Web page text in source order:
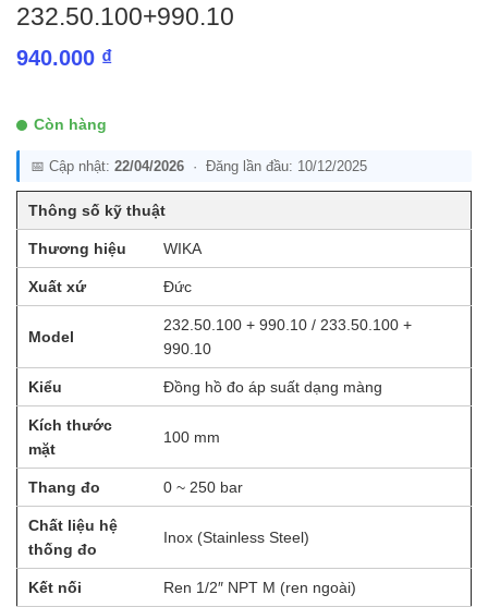
232.50.100+990.10
940.000 ₫
Còn hàng
📅 Cập nhật: 22/04/2026 · Đăng lần đầu: 10/12/2025
Thông số kỹ thuật
Thương hiệu WIKA
Xuất xứ Đức
Model
232.50.100 + 990.10 / 233.50.100 +
990.10
Kiểu Đồng hồ đo áp suất dạng màng
Kích thước
mặt
100 mm
Thang đo 0 ~ 250 bar
Chất liệu hệ
thống đo
Inox (Stainless Steel)
Kết nối Ren 1/2″ NPT M (ren ngoài)